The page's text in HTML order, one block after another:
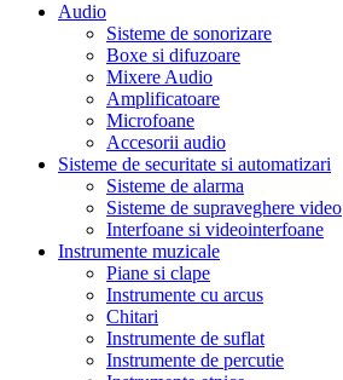
Audio
Sisteme de sonorizare
Boxe si difuzoare
Mixere Audio
Amplificatoare
Microfoane
Accesorii audio
Sisteme de securitate si automatizari
Sisteme de alarma
Sisteme de supraveghere video
Interfoane si videointerfoane
Instrumente muzicale
Piane si clape
Instrumente cu arcus
Chitari
Instrumente de suflat
Instrumente de percutie